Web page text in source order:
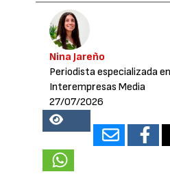
Nina Jareño
Periodista especializada
Interempresas Media
27/07/2026
17189